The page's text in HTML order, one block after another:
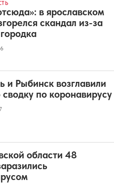
в ярославском
скандал из-за
и Рыбинск возглавили
по коронавирусу
области 48